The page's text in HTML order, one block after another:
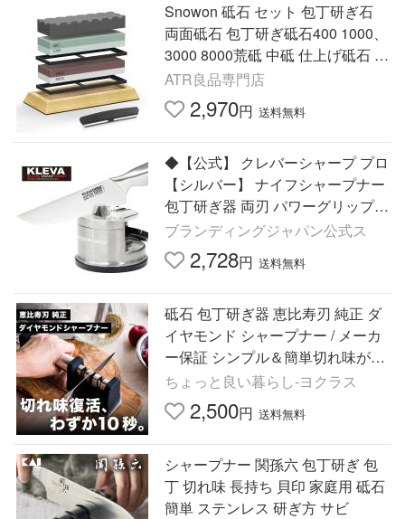
Snowon 砥石 セット 包丁研ぎ石
両面砥石 包丁研ぎ砥石400 1000、
3000 8000荒砥 中砥 仕上げ砥石 滑
り止め竹砥石台 修正 砥石面 直し
角度固定ホルダー付き砥石
ATR良品専門店
2,970円 送料無料
◆【公式】 クレバーシャープ プロ
【シルバー】 ナイフシャープナー
包丁研ぎ器 両刃 パワーグリップ
壁に固定可能 サッと研いで切れ味
復活 ギフト
ブランディングジャパン公式ス
2,728円 送料無料
砥石 包丁研ぎ器 恵比寿刃 純正 ダ
イヤモンド シャープナー / メーカ
ー保証 シンプル＆簡単切れ味が蘇
る YEBISU YAIBA 三徳包丁 菜切包
丁 牛刀包丁
ちょっと良い暮らし-ヨクラス
2,500円 送料無料
シャープナー 関孫六 包丁研ぎ 包
丁 切れ味 長持ち 貝印 家庭用 砥石
簡単 ステンレス 研ぎ方 サビ